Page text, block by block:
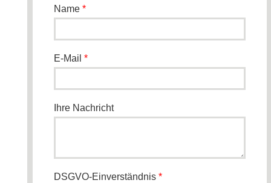
Name *
E-Mail *
Ihre Nachricht
DSGVO-Einverständnis *